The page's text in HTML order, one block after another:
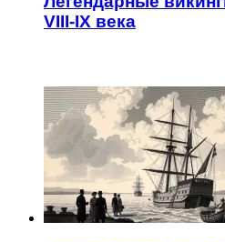
VIII-IX века